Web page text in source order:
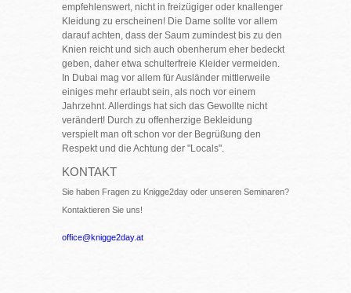
empfehlenswert, nicht in freizügiger oder knallenger
Kleidung zu erscheinen! Die Dame sollte vor allem
darauf achten, dass der Saum zumindest bis zu den
Knien reicht und sich auch obenherum eher bedeckt
geben, daher etwa schulterfreie Kleider vermeiden.
In Dubai mag vor allem für Ausländer mittlerweile
einiges mehr erlaubt sein, als noch vor einem
Jahrzehnt. Allerdings hat sich das Gewollte nicht
verändert! Durch zu offenherzige Bekleidung
verspielt man oft schon vor der Begrüßung den
Respekt und die Achtung der "Locals".
KONTAKT
Sie haben Fragen zu Knigge2day oder unseren Seminaren?
Kontaktieren Sie uns!
office@knigge2day.at